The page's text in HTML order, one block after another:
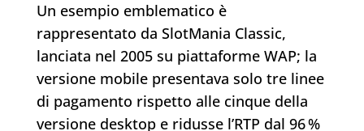
Un esempio emblematico è
rappresentato da SlotMania Classic,
lanciata nel 2005 su piattaforme WAP; la
versione mobile presentava solo tre linee
di pagamento rispetto alle cinque della
versione desktop e ridusse l’RTP dal 96 %